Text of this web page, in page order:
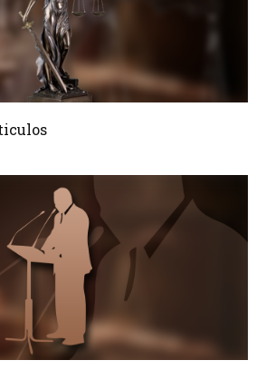
1516 Articulos
266 Articulos